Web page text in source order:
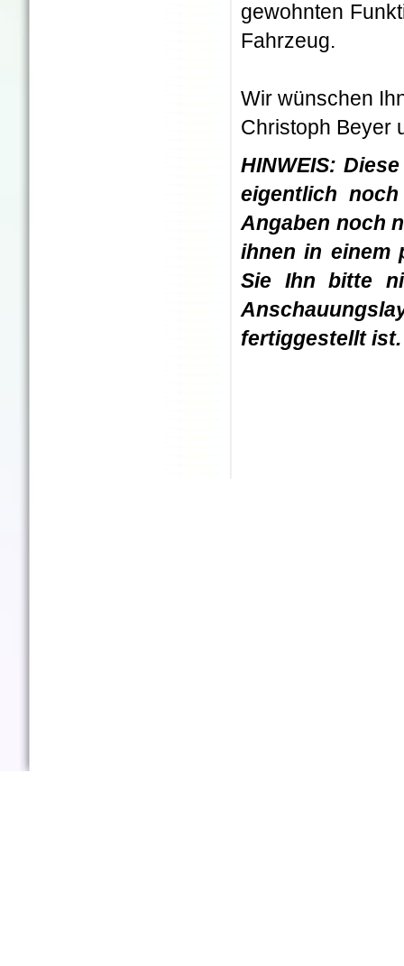
gewohnten
Fahrzeug.
Wir wünschen
Christoph Beyer
HINWEIS:
eigentlich
Angaben noch
ihnen in einem
Sie Ihn bitte
fertiggestellt ist.